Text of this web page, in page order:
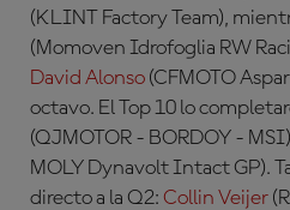
(KLINT Factory Team),
(Momoven Idrofoglia RW
David Alonso (CFMOTO
octavo. El Top 10 lo
(QJMOTOR - BORDOY - MSI)
MOLY Dynavolt Intact GP).
directo a la Q2: Collin Veijer